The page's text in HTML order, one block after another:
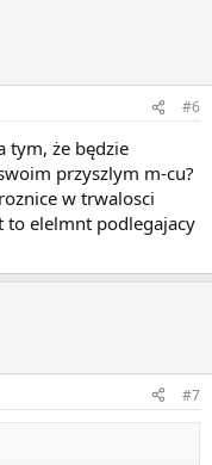
#6
tym, że będzie
przyszlym m-cu?
w trwalosci
to elelmnt podlegajacy
#7